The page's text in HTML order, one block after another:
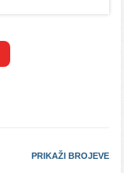
PRIKAŽI BROJEVE